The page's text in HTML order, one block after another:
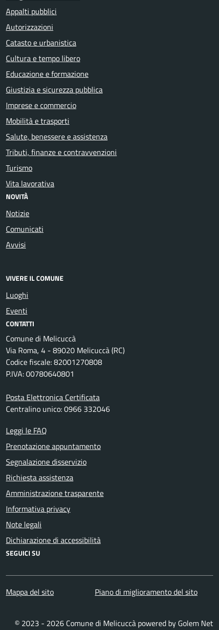
Appalti pubblici
Autorizzazioni
Catasto e urbanistica
Cultura e tempo libero
Educazione e formazione
Giustizia e sicurezza pubblica
Imprese e commercio
Mobilità e trasporti
Salute, benessere e assistenza
Tributi, finanze e contravvenzioni
Turismo
Vita lavorativa
NOVITÀ
Notizie
Comunicati
Avvisi
VIVERE IL COMUNE
Luoghi
Eventi
CONTATTI
Comune di Melicuccà
Via Roma, 4 - 89020 Melicuccà (RC)
Codice fiscale: 82001270808
P.IVA: 00780640801
Posta Elettronica Certificata
Centralino unico: 0966 332046
Leggi le FAQ
Prenotazione appuntamento
Segnalazione disservizio
Richiesta assistenza
Amministrazione trasparente
Informativa privacy
Note legali
Dichiarazione di accessibilità
SEGUICI SU
Mappa del sito Piano di miglioramento del sito
© 2023 - 2026 Comune di Melicuccà powered by Golem Net